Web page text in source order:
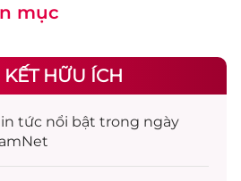
mục
KẾT HỮU ÍCH
tức nổi bật trong ngày